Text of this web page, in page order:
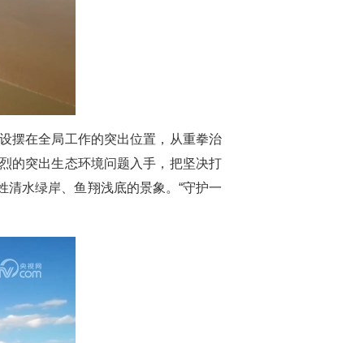
摆在全局工作的突出位置，从重拳治
的突出生态环境问题入手，把坚决打
水绿岸、鱼翔浅底的景象。“守护一